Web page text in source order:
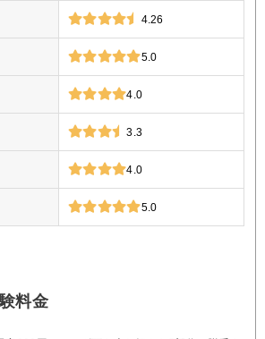
4.26
5.0
4.0
3.3
4.0
5.0
料金